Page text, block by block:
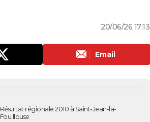
20/06/26 17:13
Email
Résultat régionale 2010 à Saint-Jean-la-
Fouillouse